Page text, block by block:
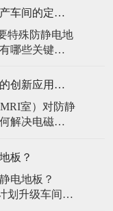
采用优质冷
化后静电喷
。 便捷布
轻松掀起盖
防静电地板在新能源电池生产车间的定制化解决方案
特殊防静电地
哪些关键技
方位防护方
（ATEX认
防静电地板在医疗影像中心的创新应用方案
室）对防静
解决电磁干
了前所未有
（
板？
电地板？
划升级车间地